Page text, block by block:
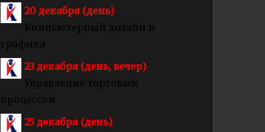
20 декабря (день)
Компьютерный дизайн и
графика
23 декабря (день, вечер)
Управление торговым
процессом
25 декабря (день)